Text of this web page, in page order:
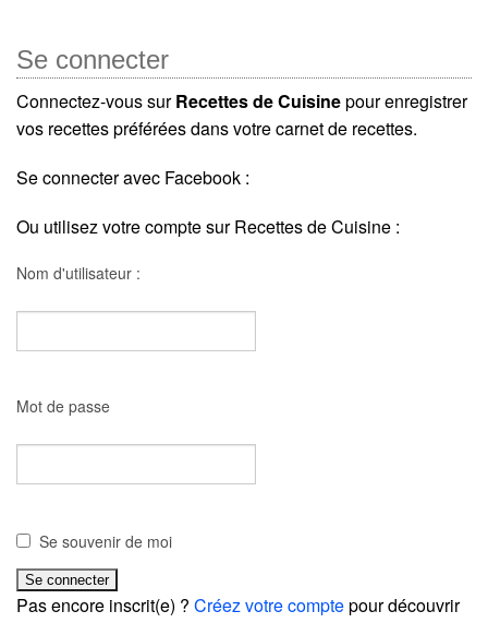
Se connecter
Connectez-vous surRecettes de Cuisinepour enregistrer
vos recettes préférées dans votre carnet de recettes.
Se connecter avec Facebook :
Ou utilisez votre compte sur Recettes de Cuisine :
Nom d'utilisateur :
Mot de passe
Se souvenir de moi
Pas encore inscrit(e) ? Créez votre comptepour découvrir